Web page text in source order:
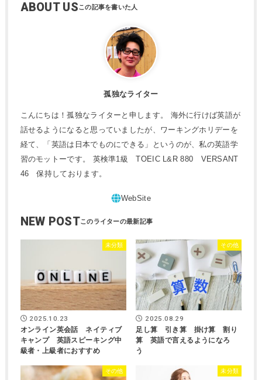
ABOUT US
孤独なライター
こんにちは！孤独なライターと申します。 海外に行けば英語が
話せるようになると思っていましたが、ワーキングホリデーを
経て、「英語は日本でものにできる」というのが、私の英語学
習のモットーです。 英検準1級 TOEIC L&R 880 VERSANT
46 保持しております。
NEW POST
未分類
2025.10.23
オンライン英会話 ネイティブ
キャンプ 英語スピーキング中
級者・上級者におすすめ
その他
2025.08.29
足し算 引き算 掛け算 割り
算 英語で言えるようになろ
う
その他 未分類